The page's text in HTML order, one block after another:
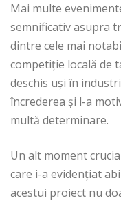
Mai multe
semnificativ asupra
dintre cele mai
competiție locală de
deschis uși în
încrederea și l-a
multă determinare.
Un alt moment
care i-a evidențiat
acestui proiect nu